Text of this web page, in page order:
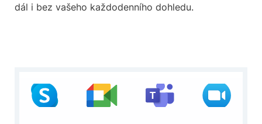
dál i bez vašeho každodenního dohledu.